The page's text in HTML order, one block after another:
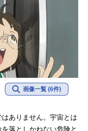
画像一覧 (6件)
ありません。宇宙とは
落としかねない危険と